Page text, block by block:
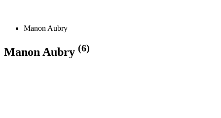
Manon Aubry
Manon Aubry (6)